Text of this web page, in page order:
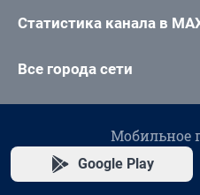
Статистика канала в
Все города сети
Мобильное
Google Play